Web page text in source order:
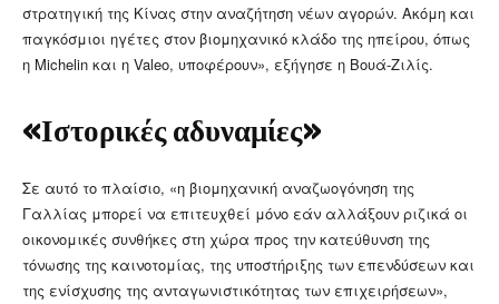
στρατηγική της Κίνας στην αναζήτηση νέων αγορών. Ακόμη και
παγκόσμιοι ηγέτες στον βιομηχανικό κλάδο της ηπείρου, όπως
η Michelin και η Valeo, υποφέρουν», εξήγησε η Βουά-Ζιλίς.
«Ιστορικές αδυναμίες»
Σε αυτό το πλαίσιο, «η βιομηχανική αναζωογόνηση της
Γαλλίας μπορεί να επιτευχθεί μόνο εάν αλλάξουν ριζικά οι
οικονομικές συνθήκες στη χώρα προς την κατεύθυνση της
τόνωσης της καινοτομίας, της υποστήριξης των επενδύσεων και
της ενίσχυσης της ανταγωνιστικότητας των επιχειρήσεων»,